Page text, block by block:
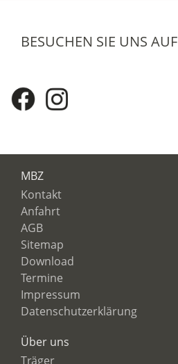
BESUCHEN SIE UNS
MBZ
Kontakt
Anfahrt
AGB
Sitemap
Download
Termine
Impressum
Datenschutzerklärung
Über uns
Träger